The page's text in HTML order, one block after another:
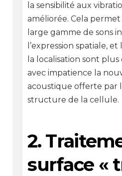
la sensibilité aux
améliorée. Cela
large gamme de sons
l’expression spatiale,
la localisation sont
avec impatience la
acoustique offerte par
structure de la cellule.
2.
surface «